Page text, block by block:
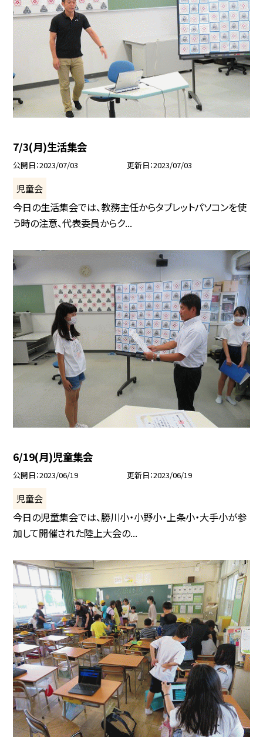
7/3(月)生活集会
公開日 2023/07/03 更新日 2023/07/03
児童会
今日の生活集会では、教務主任からタブレットパソコンを使
う時の注意、代表委員からク...
6/19(月)児童集会
公開日 2023/06/19 更新日 2023/06/19
児童会
今日の児童集会では、勝川小・小野小・上条小・大手小が参
加して開催された陸上大会の...